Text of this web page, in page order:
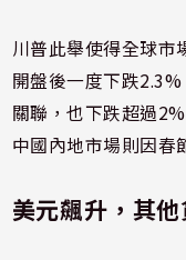
川普此舉使得全球市
開盤後一度下跌
關聯，也下跌超過
中國內地市場則因春
美元飆升，其